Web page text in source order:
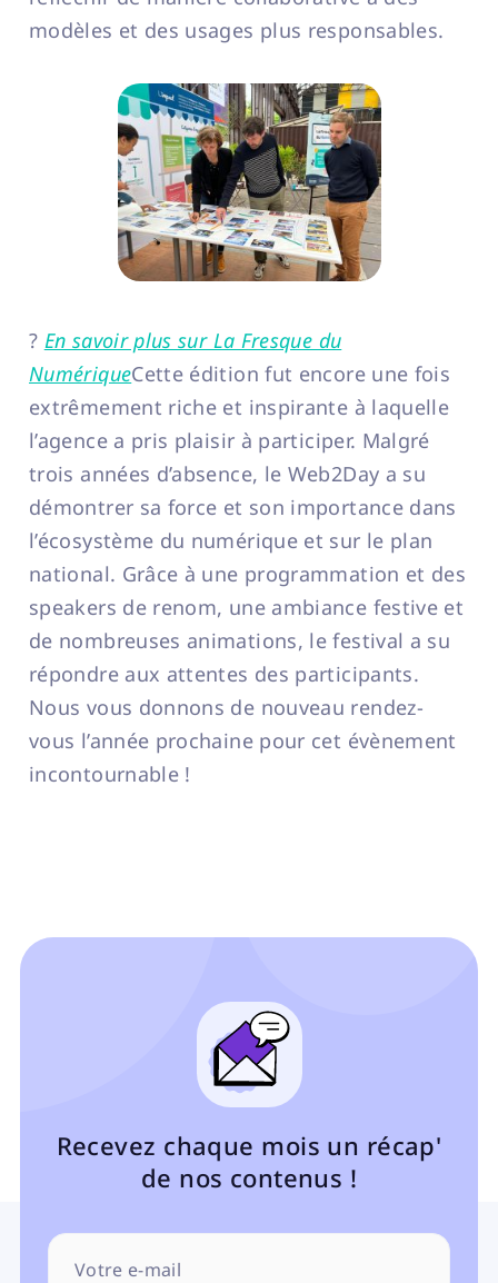
modèles et des usages plus responsables.
? En savoir plus sur La Fresque du
NumériqueCette édition fut encore une fois
extrêmement riche et inspirante à laquelle
l’agence a pris plaisir à participer. Malgré
trois années d’absence, le Web2Day a su
démontrer sa force et son importance dans
l’écosystème du numérique et sur le plan
national. Grâce à une programmation et des
speakers de renom, une ambiance festive et
de nombreuses animations, le festival a su
répondre aux attentes des participants.
Nous vous donnons de nouveau rendez-
vous l’année prochaine pour cet évènement
incontournable !
Recevez chaque mois un récap'
de nos contenus !